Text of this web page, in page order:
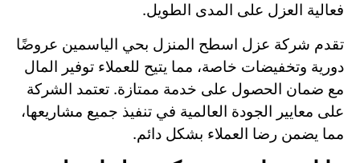
فعالية العزل على المدى الطويل.
تقدم شركة عزل اسطح المنزل بحي الياسمين عروضًا
دورية وتخفيضات خاصة، مما يتيح للعملاء توفير المال
مع ضمان الحصول على خدمة ممتازة. تعتمد الشركة
على معايير الجودة العالمية في تنفيذ جميع مشاريعها،
مما يضمن رضا العملاء بشكل دائم.